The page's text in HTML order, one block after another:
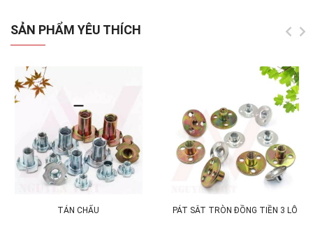
Mã sản phẩm:K502-NV
Keo dính chuyên dùng dán gỗ, nhựa,
SẢN PHẨM YÊU THÍCH
TÁN CHẤU PÁT SẮT TRÒN ĐỒNG TIỀN 3 LỖ